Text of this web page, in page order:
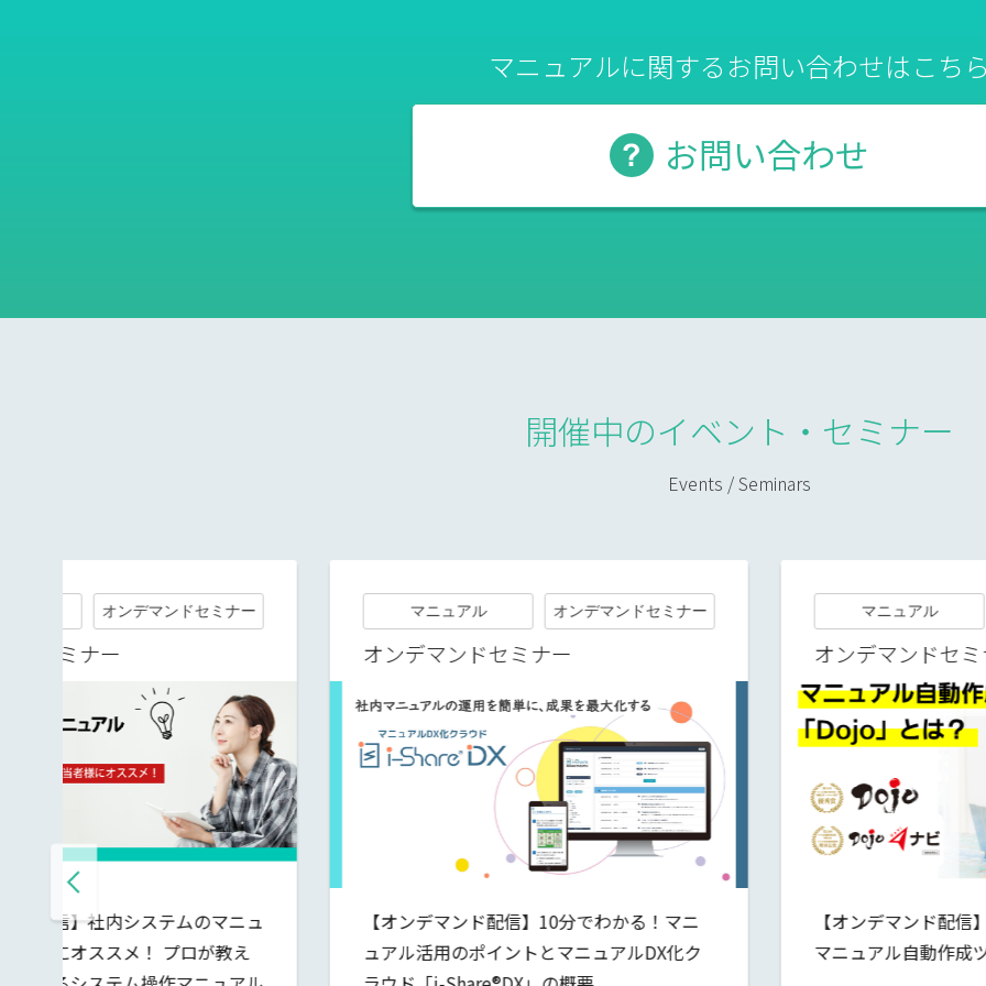
マニュアルに関するお問い合わせはこち
お問い合わせ
開催中のイベント・セミナー
Events / Seminars
マニュアル オンデマンドセミナー
オンデマンドセミナー
【オンデマンド配信】10分でわかる！マニ
ュアル活用のポイントとマニュアルDX化ク
マニュアル オンデマンドセミナー
オンデマンドセミナー
【オンデマンド配信】DX推進の強い味方！
マニュアル自動作成ツール「Dojo」とは？